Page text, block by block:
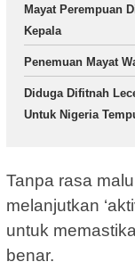
Mayat Perempuan
Kepala
Penemuan Mayat
Diduga Difitnah
Untuk Nigeria
Tanpa rasa
melanjutkan
untuk
benar.